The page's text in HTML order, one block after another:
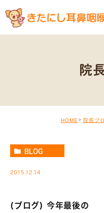
院
HOME 院長ブ
BLOG
2015.12.14
(ブログ) 今年最後の